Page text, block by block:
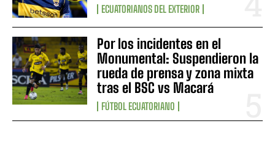
ECUATORIANOS DEL EXTERIOR
Por los incidentes en el
Monumental: Suspendieron la
rueda de prensa y zona mixta
tras el BSC vs Macará
FÚTBOL ECUATORIANO